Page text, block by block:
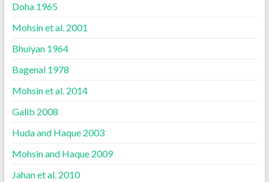
Doha 1965
Mohsin et al. 2001
Bhuiyan 1964
Bagenal 1978
Mohsin et al. 2014
Galib 2008
Huda and Haque 2003
Mohsin and Haque 2009
Jahan et al. 2010